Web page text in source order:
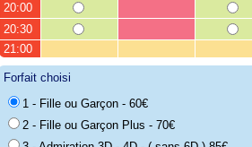
20:00
20:30
21:00
Forfait choisi
1 - Fille ou Garçon - 60€
2 - Fille ou Garçon Plus - 70€